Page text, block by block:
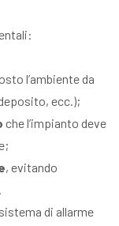
l’ambiente da
ecc.);
che l’impianto deve
, evitando
di allarme